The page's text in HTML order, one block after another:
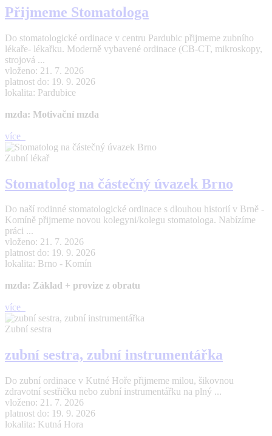
Přijmeme Stomatologa
Do stomatologické ordinace v centru Pardubic přijmeme zubního
lékaře- lékařku. Moderně vybavené ordinace (CB-CT, mikroskopy,
strojová ...
vloženo: 21. 7. 2026
platnost do: 19. 9. 2026
lokalita: Pardubice
mzda: Motivační mzda
více
Zubní lékař
Stomatolog na částečný úvazek Brno
Do naší rodinné stomatologické ordinace s dlouhou historií v Brně -
Komíně přijmeme novou kolegyni/kolegu stomatologa. Nabízíme
práci ...
vloženo: 21. 7. 2026
platnost do: 19. 9. 2026
lokalita: Brno - Komín
mzda: Základ + provize z obratu
více
Zubní sestra
zubní sestra, zubní instrumentářka
Do zubní ordinace v Kutné Hoře přijmeme milou, šikovnou
zdravotní sestřičku nebo zubní instrumentářku na plný ...
vloženo: 21. 7. 2026
platnost do: 19. 9. 2026
lokalita: Kutná Hora